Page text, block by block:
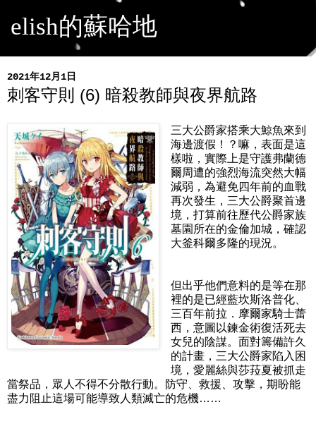
elish的蘇哈地
2021年12月1日
刺客守則 (6) 暗殺教師與夜界航路
三大公爵家搭乘大鯨魚來到
海邊渡假！？嘛，表面是這
樣啦，實際上是守護弗蘭德
爾周遭的強烈海流突然大幅
減弱，為避免四年前的血戰
再次發生，三大公爵聚首邊
境，打算前往歷代公爵家族
墓園所在的金倫加城，確認
大釜科爾多隆的現況。
但出乎他們意料的是等在那
裡的是已經藍坎斯洛普化、
三百年前拉．摩爾家騎士蕾
西，意圖以鍊金術復活死去
女兒的陰謀。面對籌備許久
的計畫，三大公爵家陷入困
境，愛麗絲與莎菈夏被抓走
當祭品，眾人不得不分散行動。防守、救援、攻擊，期盼能
盡力阻止這場可能導致人類滅亡的危機……